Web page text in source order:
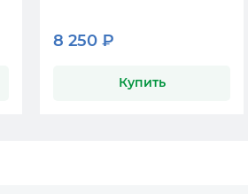
8 250 ₽
Купить